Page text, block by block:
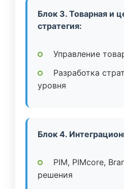
Блок 3. Товарная и
стратегия:
Управление
Разработка
уровня
Блок 4.
PIM, PIMcore,
решения